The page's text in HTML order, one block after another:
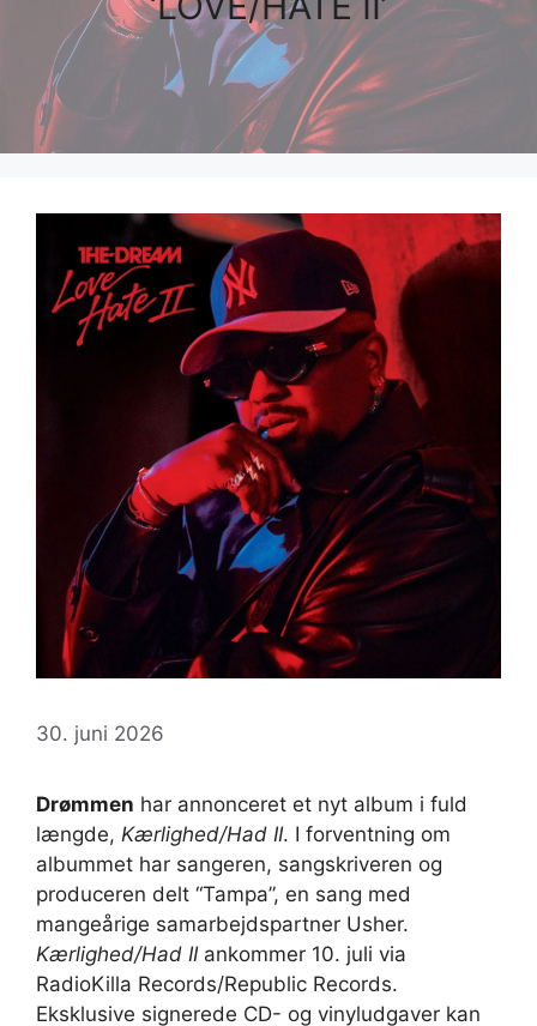
30. juni 2026
Drømmen har annonceret et nyt album i fuld
længde, Kærlighed/Had II. I forventning om
albummet har sangeren, sangskriveren og
produceren delt “Tampa”, en sang med
mangeårige samarbejdspartner Usher.
Kærlighed/Had IIankommer 10. juli via
RadioKilla Records/Republic Records.
Eksklusive signerede CD- og vinyludgaver kan